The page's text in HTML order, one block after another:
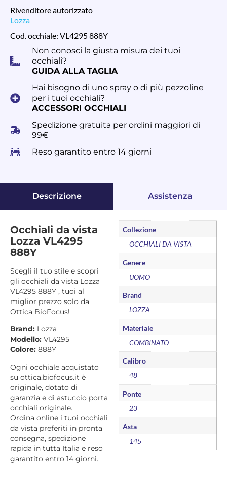
Rivenditore autorizzato
Lozza
Cod. occhiale: VL4295 888Y
Non conosci la giusta misura dei tuoi
occhiali?
GUIDA ALLA TAGLIA
Hai bisogno di uno spray o di più pezzoline
per i tuoi occhiali?
ACCESSORI OCCHIALI
Spedizione gratuita per ordini maggiori di
99€
Reso garantito entro 14 giorni
Descrizione Assistenza
Occhiali da vista
Lozza VL4295
888Y
Scegli il tuo stile e scopri
gli occhiali da vista Lozza
VL4295 888Y , tuoi al
miglior prezzo solo da
Ottica BioFocus!
Brand: Lozza
Modello: VL4295
Colore: 888Y
Ogni occhiale acquistato
su ottica.biofocus.it è
originale, dotato di
garanzia e di astuccio porta
occhiali originale.
Ordina online i tuoi occhiali
da vista preferiti in pronta
consegna, spedizione
rapida in tutta Italia e reso
garantito entro 14 giorni.
Collezione
OCCHIALI DA VISTA
Genere
UOMO
Brand
LOZZA
Materiale
COMBINATO
Calibro
48
Ponte
23
Asta
145